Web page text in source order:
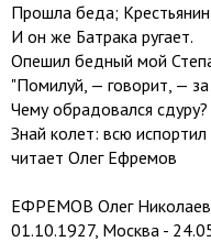
Прошла беда; Крестьянин
И он же Батрака ругает.
Опешил бедный мой
"Помилуй, — говорит, —
Чему обрадовался сдуру?
Знай колет: всю испортил
читает Олег Ефремов
ЕФРЕМОВ Олег
01.10.1927, Москва -